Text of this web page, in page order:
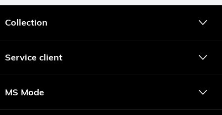
Collection
Service client
MS Mode